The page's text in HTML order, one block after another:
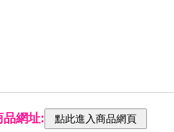
品網址: